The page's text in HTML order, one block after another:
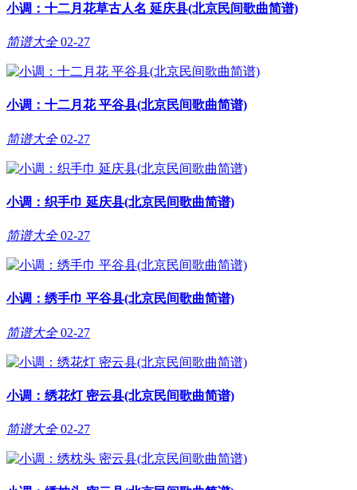
小调：十二月花草古人名 延庆县(北京民间歌曲简谱)
简谱大全 02-27
小调：十二月花 平谷县(北京民间歌曲简谱)
简谱大全 02-27
小调：织手巾 延庆县(北京民间歌曲简谱)
简谱大全 02-27
小调：绣手巾 平谷县(北京民间歌曲简谱)
简谱大全 02-27
小调：绣花灯 密云县(北京民间歌曲简谱)
简谱大全 02-27